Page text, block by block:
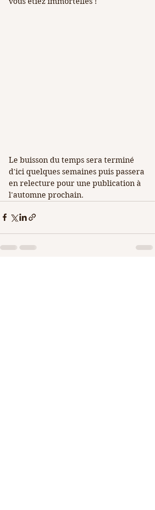
Le buisson du temps sera terminé
d'ici quelques semaines puis passera
en relecture pour une publication à
l'automne prochain.